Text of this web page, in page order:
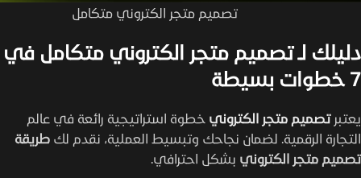
تصميم متجر الكتروني متكامل
دليلك لـ تصميم متجر الكتروني متكامل في
7 خطوات بسيطة
يعتبر تصميم متجر الكتروني خطوة استراتيجية رائعة في عالم
التجارة الرقمية. لضمان نجاحك وتبسيط العملية، نقدم لك طريقة
تصميم متجر الكتروني بشكل احترافي.